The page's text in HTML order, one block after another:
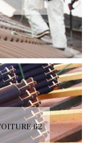
62